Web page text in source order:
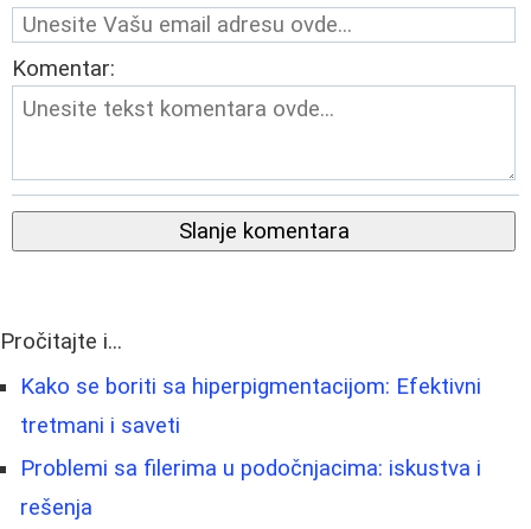
Komentar:
Slanje komentara
Pročitajte i...
Kako se boriti sa hiperpigmentacijom: Efektivni
tretmani i saveti
Problemi sa filerima u podočnjacima: iskustva i
rešenja